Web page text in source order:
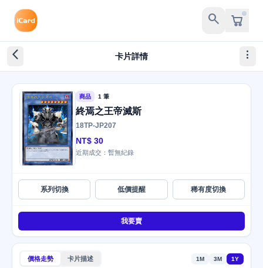
search
arrow_back_ios_new 卡片詳情 more_vert
商品 1 筆
終焉之王帝滅斯
18TP-JP207
NT$ 30
近期成交：暫無紀錄
系列切換 低價提醒 稀有度切換
我要賣
價格走勢 卡片描述 1M 3M 1Y